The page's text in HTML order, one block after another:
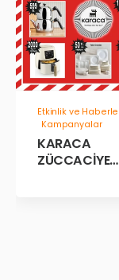
Etkinlik ve
Kampanyalar
KARACA
ZÜCCACİYE